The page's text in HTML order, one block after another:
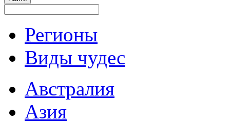
Регионы
Виды чудес
Австралия
Азия